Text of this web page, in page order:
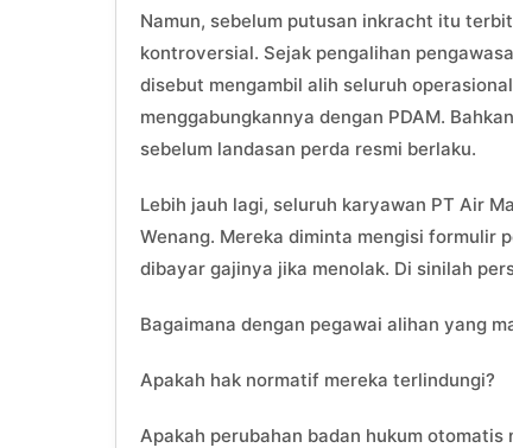
Namun, sebelum putusan inkracht itu
kontroversial. Sejak pengalihan
disebut mengambil alih seluruh
menggabungkannya dengan PDAM.
sebelum landasan perda resmi berlaku.
Lebih jauh lagi, seluruh karyawan PT Air
Wenang. Mereka diminta mengisi formulir
dibayar gajinya jika menolak. Di sinilah
Bagaimana dengan pegawai alihan yang
Apakah hak normatif mereka terlindungi?
Apakah perubahan badan hukum otomatis